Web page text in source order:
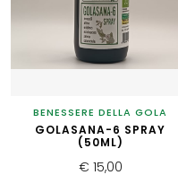
BENESSERE DELLA GOLA
GOLASANA-6 SPRAY
(50ML)
€ 15,00